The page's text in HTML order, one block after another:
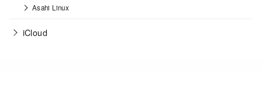
Asahi Linux
iCloud